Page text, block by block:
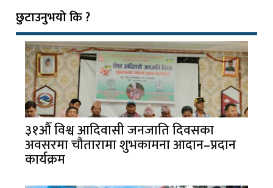
छुटाउनुभयो कि ?
३१औँ विश्व आदिवासी जनजाति दिवसका
अवसरमा चौतारामा शुभकामना आदान–प्रदान
कार्यक्रम